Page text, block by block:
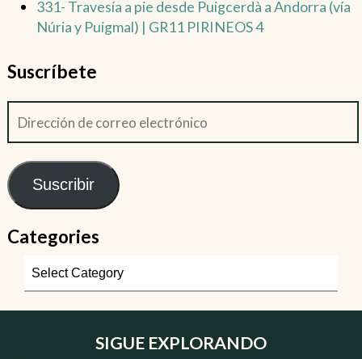
331- Travesía a pie desde Puigcerdà a Andorra (vía
Núria y Puigmal) | GR11 PIRINEOS 4
Suscríbete
Suscribir
Categories
SIGUE EXPLORANDO